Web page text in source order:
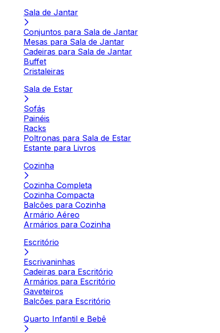
Sala de Jantar
Conjuntos para Sala de Jantar
Mesas para Sala de Jantar
Cadeiras para Sala de Jantar
Buffet
Cristaleiras
Sala de Estar
Sofás
Painéis
Racks
Poltronas para Sala de Estar
Estante para Livros
Cozinha
Cozinha Completa
Cozinha Compacta
Balcões para Cozinha
Armário Aéreo
Armários para Cozinha
Escritório
Escrivaninhas
Cadeiras para Escritório
Armários para Escritório
Gaveteiros
Balcões para Escritório
Quarto Infantil e Bebê